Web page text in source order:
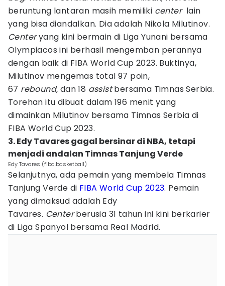
beruntung lantaran masih memiliki center lain
yang bisa diandalkan. Dia adalah Nikola Milutinov.
Centeryang kini bermain di Liga Yunani bersama
Olympiacos ini berhasil mengemban perannya
dengan baik di FIBA World Cup 2023. Buktinya,
Milutinov mengemas total 97 poin,
67 rebound, dan 18 assistbersama Timnas Serbia.
Torehan itu dibuat dalam 196 menit yang
dimainkan Milutinov bersama Timnas Serbia di
FIBA World Cup 2023.
3. Edy Tavares gagal bersinar di NBA, tetapi
menjadi andalan Timnas Tanjung Verde
Edy Tavares (fiba.basketball)
Selanjutnya, ada pemain yang membela Timnas
Tanjung Verde di FIBA World Cup 2023. Pemain
yang dimaksud adalah Edy
Tavares. Centerberusia 31 tahun ini kini berkarier
di Liga Spanyol bersama Real Madrid.